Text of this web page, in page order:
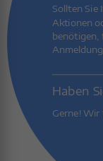
Sollten Sie
Aktionen
benötigen,
Haben
Gerne!